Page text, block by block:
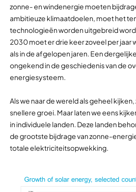
zonne- en windenergie moeten
ambitieuze klimaatdoelen, moet het
technologieën worden uitgebreid
2030 moet er drie keer zoveel per jaar
als in de afgelopen jaren. Een
ongekend in de geschiedenis van de
energiesysteem.
Als we naar de wereld als geheel
snellere groei. Maar laten we eens
in individuele landen. Deze landen
de grootste bijdrage van zonne-
totale elektriciteitsopwekking.